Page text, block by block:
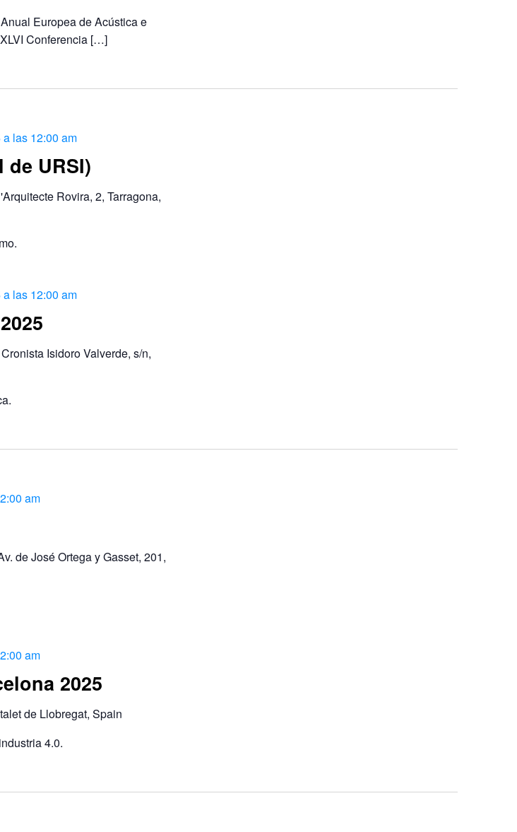
Europea de Acústica e
Conferencia[…]
de URSI)
las 12:00 am
Rovira, 2, Tarragona,
las 12:00 am
Isidoro Valverde, s/n,
am
de José Ortega y Gasset, 201,
2025
am
de Llobregat, Spain
4.0.